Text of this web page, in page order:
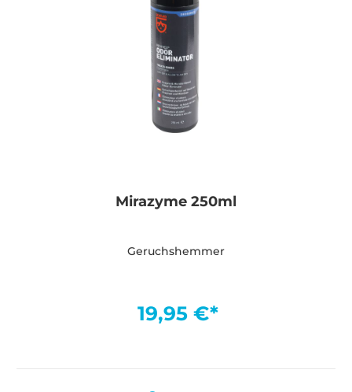
Mirazyme 250ml
Geruchshemmer
19,95 €*